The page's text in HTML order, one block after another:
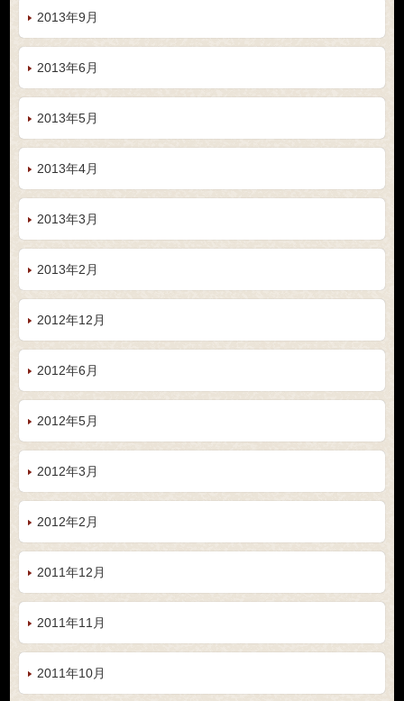
2013年9月
2013年6月
2013年5月
2013年4月
2013年3月
2013年2月
2012年12月
2012年6月
2012年5月
2012年3月
2012年2月
2011年12月
2011年11月
2011年10月